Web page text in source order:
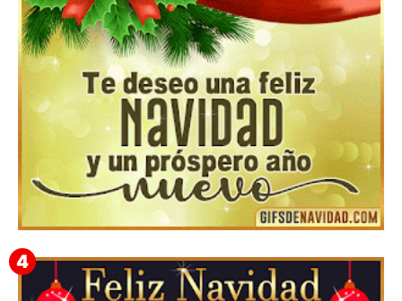
▷GIF de Feliz Navidad 2025【❤️】